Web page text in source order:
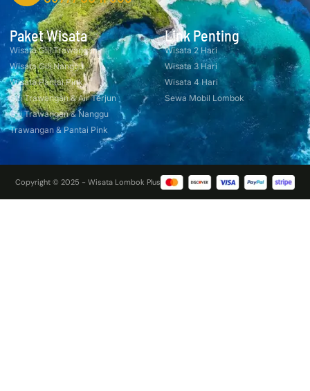
Paket Wisata
Wisata Gili Trawangan
Wisata Gili Nanggu
Wisata Pantai Pink
Gili Trawangan & Air Terjun
Gili Trawangan & Nanggu
Trawangan & Pantai Pink
Link Penting
Wisata 2 Hari
Wisata 3 Hari
Wisata 4 Hari
Sewa Mobil Lombok
Copyright © 2025 - Wisata Lombok Plus